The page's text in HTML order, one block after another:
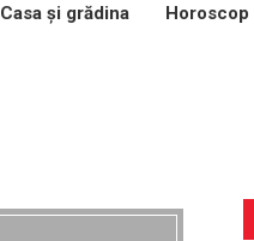
Casa și grădina Horoscop